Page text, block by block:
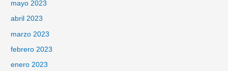
mayo 2023
abril 2023
marzo 2023
febrero 2023
enero 2023